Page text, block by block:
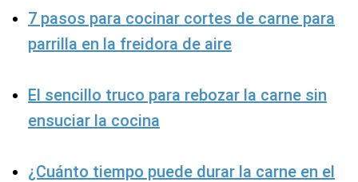
7 pasos para cocinar cortes de carne para
parrilla en la freidora de aire
El sencillo truco para rebozar la carne sin
ensuciar la cocina
¿Cuánto tiempo puede durar la carne en el